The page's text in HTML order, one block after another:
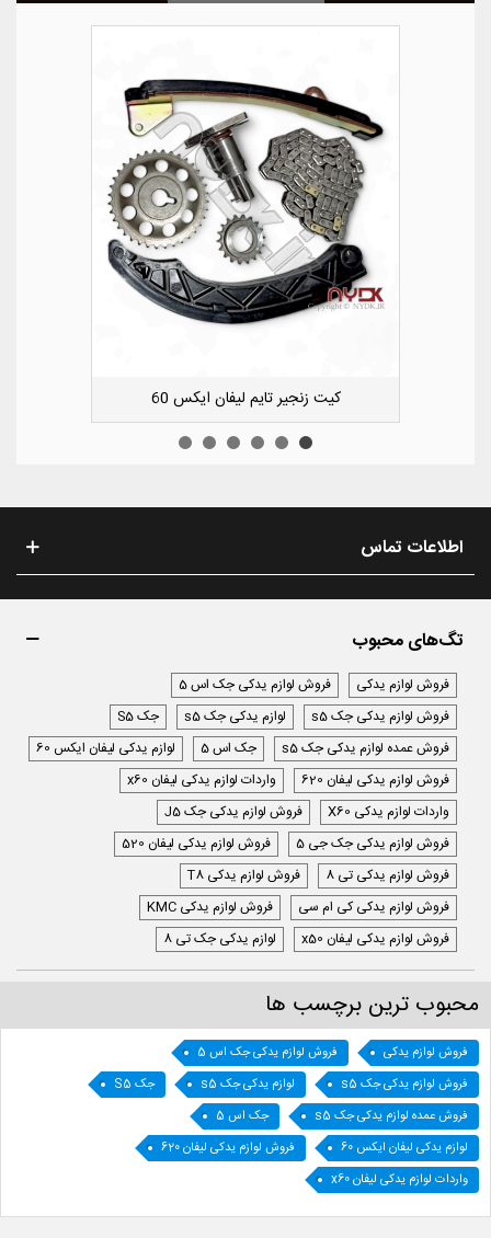
کوچک سپر عقب راست لیفان ایکس 50
اطلاعات تماس
تگ‌های محبوب
فروش لوازم یدکی
فروش لوازم یدکی جک اس 5
فروش لوازم یدکی جک s5
لوازم یدکی جک s5
جک S5
فروش عمده لوازم یدکی جک s5
جک اس 5
لوازم یدکی لیفان ایکس 60
فروش لوازم یدکی لیفان 620
واردات لوازم یدکی لیفان x60
واردات لوازم یدکی X60
فروش لوازم یدکی جک J5
فروش لوازم یدکی جک جی 5
فروش لوازم یدکی لیفان 520
فروش لوازم یدکی تی 8
فروش لوازم یدکی T8
فروش لوازم یدکی کی ام سی
فروش لوازم یدکی KMC
فروش لوازم یدکی لیفان x50
لوازم یدکی جک تی 8
محبوب ترین برچسب ها
فروش لوازم یدکی
فروش لوازم یدکی جک اس 5
فروش لوازم یدکی جک s5
لوازم یدکی جک s5
جک S5
فروش عمده لوازم یدکی جک s5
جک اس 5
لوازم یدکی لیفان ایکس 60
فروش لوازم یدکی لیفان 620
واردات لوازم یدکی لیفان x60